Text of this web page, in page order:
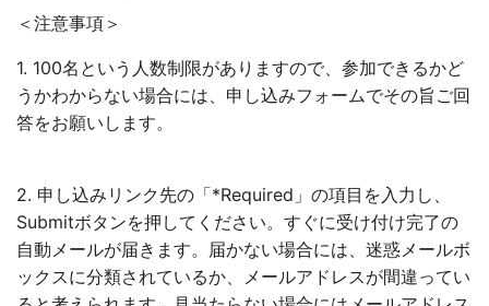
＜注意事項＞
1. 100名という人数制限がありますので、参加できるかど
うかわからない場合には、申し込みフォームでその旨ご回
答をお願いします。
2. 申し込みリンク先の「*Required」の項目を入力し、
Submitボタンを押してください。すぐに受け付け完了の
自動メールが届きます。届かない場合には、迷惑メールボ
ックスに分類されているか、メールアドレスが間違ってい